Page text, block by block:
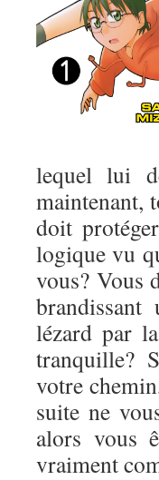
lequel lui
maintenant,
doit
logique vu
vous? Vous
lézard par
tranquille?
votre
suite ne
alors vous
vraiment